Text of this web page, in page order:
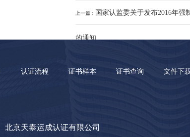
上一篇： 国家认监委关于发布2016年
的通知
认证流程 证书样本 证书查询 文件下
北京天泰运成认证有限公司